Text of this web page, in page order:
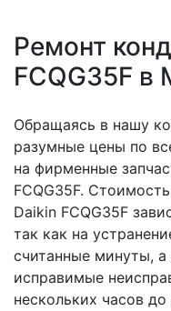
Ремонт
FCQG35F в
Обращаясь в нашу
разумные цены по
на фирменные
FCQG35F.
Daikin FCQG35F
так как на
считанные минуты,
исправимые
нескольких часов